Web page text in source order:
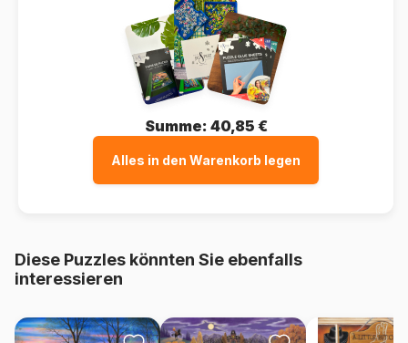
Summe: 40,85 €
Alles in den Warenkorb legen
Diese Puzzles könnten Sie ebenfalls
interessieren